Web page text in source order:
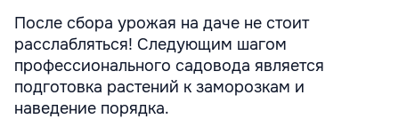
После сбора урожая на даче не стоит
расслабляться! Следующим шагом
профессионального садовода является
подготовка растений к заморозкам и
наведение порядка.